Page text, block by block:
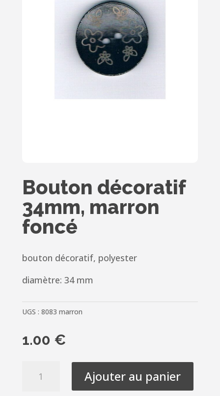
Bouton décoratif
34mm, marron
foncé
bouton décoratif, polyester
diamètre: 34 mm
UGS : 8083 marron
1.00 €
Ajouter au panier